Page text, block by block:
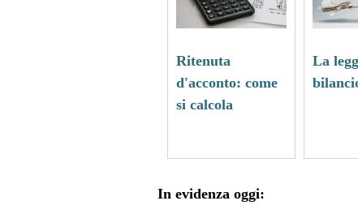
Ritenuta
d'acconto: come
si calcola
La
In evidenza oggi: